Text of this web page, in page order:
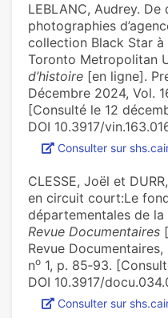
LEBLANC, Audrey.
photographies
collection Black Star à
Toronto Metropolitan
d’histoire [en ligne].
Décembre 2024, Vol.
[Consulté le 12
DOI 10.3917/
Consulter sur
CLESSE, Joël et
en circuit court:Le
départementales de la
Revue Documentaires
Revue
no 1, p. 85‑93.
DOI 10.3917/
Consulter sur